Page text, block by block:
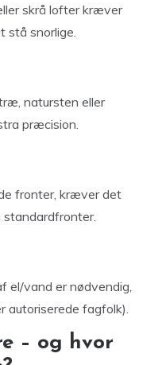
skrå lofter kræver
stå snorlige.
natursten eller
præcision.
fronter, kræver det
el/vand er nødvendig,
fagfolk).
– og hvor